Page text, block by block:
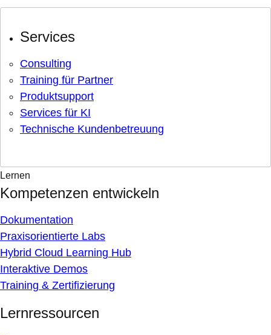
Services
Consulting
Training für Partner
Produktsupport
Services für KI
Technische Kundenbetreuung
Lernen
Kompetenzen entwickeln
Dokumentation
Praxisorientierte Labs
Hybrid Cloud Learning Hub
Interaktive Demos
Training & Zertifizierung
Lernressourcen